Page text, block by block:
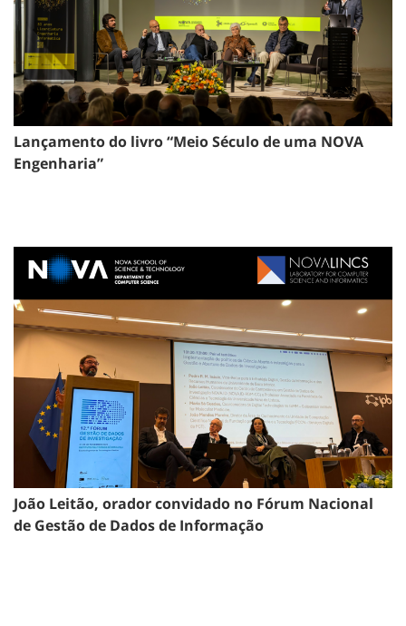
Lançamento do livro “Meio Século de uma NOVA
Engenharia”
João Leitão, orador convidado no Fórum Nacional
de Gestão de Dados de Informação